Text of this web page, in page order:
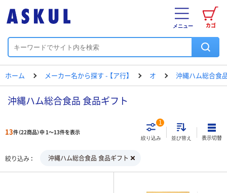
カゴ
メニュー
ホーム メーカー名から探す - 【ア行】 オ 沖縄ハム総合食
沖縄ハム総合食品 食品ギフト
13件（22商品）中 1～13件を表示
絞り込み
1
並び替え 表示切替
絞り込み 沖縄ハム総合食品 食品ギフト